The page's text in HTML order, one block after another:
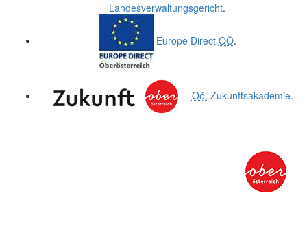
Landesverwaltungsgericht.
Europe Direct OÖ.
Oö. Zukunftsakademie.